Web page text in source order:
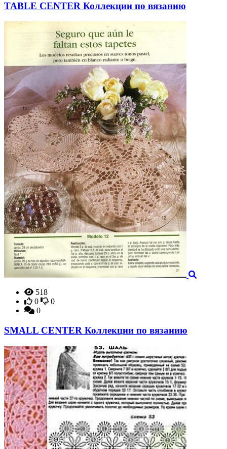
TABLE CENTER Коллекции по вязанию
518
0
0
0
SMALL CENTER Коллекции по вязанию